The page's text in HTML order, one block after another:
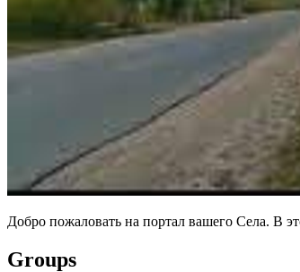
Добро пожаловать на портал вашего Села. В
Groups